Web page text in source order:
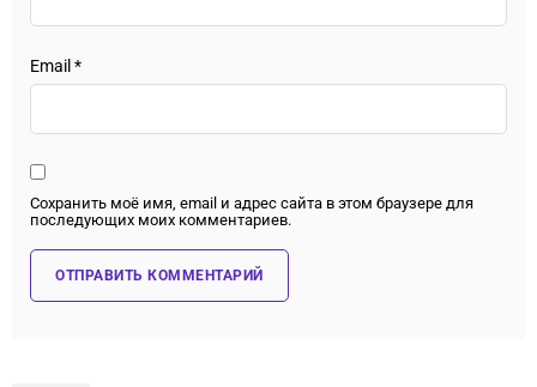
Email *
Сохранить моё имя, email и адрес сайта в этом браузере для
последующих моих комментариев.